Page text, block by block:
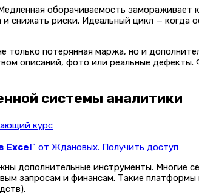
оборачиваемость замораживает
снижать риски. Идеальный цикл — когда
потерянная маржа, но и
описаний, фото или реальные
системы аналитики
курс
Excel" от Ждановых. Получить доступ
дополнительные инструменты. Многие
запросам и финансам. Такие